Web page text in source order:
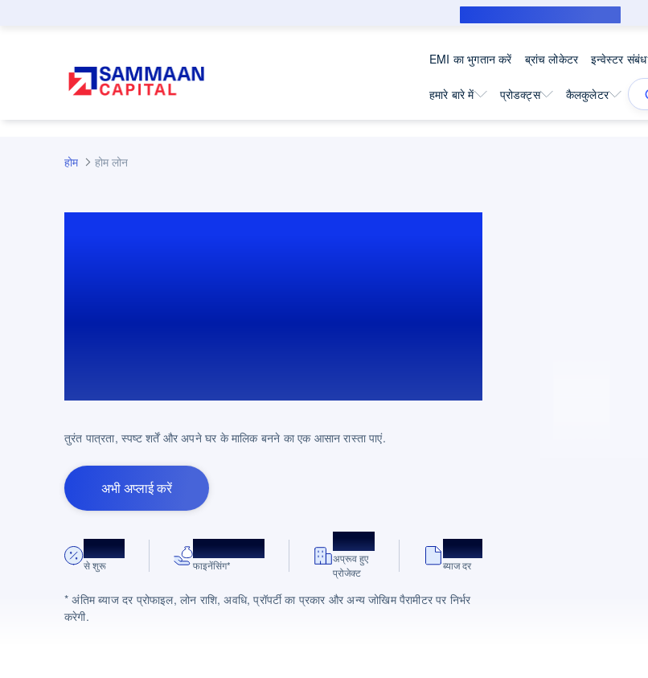
EMI का भुगतान करें ब्रांच लोकेटर इन्वेस्टर संबंध
हमारे बारे में प्रोडक्ट्स कैलकुलेटर
होम होम लोन
तुरंत पात्रता, स्पष्ट शर्तें और अपने घर के मालिक बनने का एक आसान रास्ता पाएं.
अभी अप्लाई करें
8.75%*
से शुरू
अधिकतम 90%
फाइनेंसिंग*
10k+
अप्रूव हुए
प्रोजेक्ट
बहुत कम
ब्याज दर
* अंतिम ब्याज दर प्रोफाइल, लोन राशि, अवधि, प्रॉपर्टी का प्रकार और अन्य जोखिम पैरामीटर पर निर्भर
करेगी.